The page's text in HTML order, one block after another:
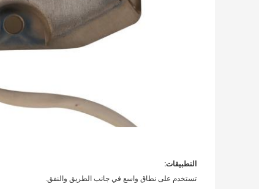
التطبيقات:
تستخدم على نطاق واسع في جانب الطريق والنفق.